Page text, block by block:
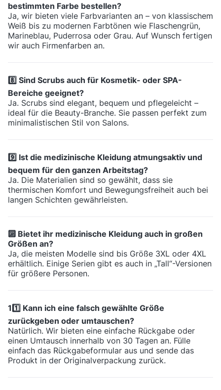
bestimmten Farbe bestellen?
Ja, wir bieten viele Farbvarianten an – von klassischem
Weiß bis zu modernen Farbtönen wie Flaschengrün,
Marineblau, Puderrosa oder Grau. Auf Wunsch fertigen
wir auch Firmenfarben an.
8️⃣ Sind Scrubs auch für Kosmetik- oder SPA-
Bereiche geeignet?
Ja. Scrubs sind elegant, bequem und pflegeleicht –
ideal für die Beauty-Branche. Sie passen perfekt zum
minimalistischen Stil von Salons.
9️⃣ Ist die medizinische Kleidung atmungsaktiv und
bequem für den ganzen Arbeitstag?
Ja. Die Materialien sind so gewählt, dass sie
thermischen Komfort und Bewegungsfreiheit auch bei
langen Schichten gewährleisten.
🔟 Bietet ihr medizinische Kleidung auch in großen
Größen an?
Ja, die meisten Modelle sind bis Größe 3XL oder 4XL
erhältlich. Einige Serien gibt es auch in „Tall“-Versionen
für größere Personen.
11️⃣ Kann ich eine falsch gewählte Größe
zurückgeben oder umtauschen?
Natürlich. Wir bieten eine einfache Rückgabe oder
einen Umtausch innerhalb von 30 Tagen an. Fülle
einfach das Rückgabeformular aus und sende das
Produkt in der Originalverpackung zurück.